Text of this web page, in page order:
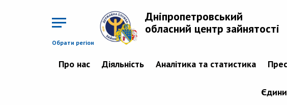
Обрати регіон
Дніпропетровський
обласний центр зайнятості
Про нас Діяльність Аналітика та статистика